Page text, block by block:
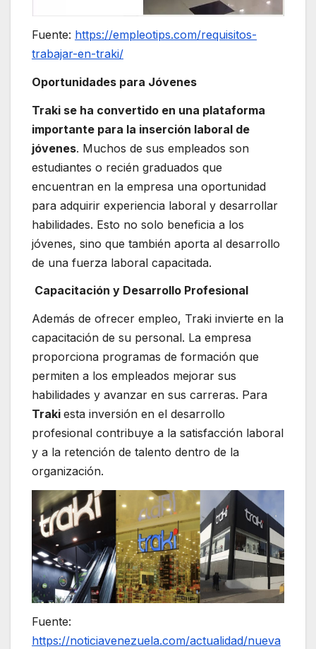
Fuente: https://empleotips.com/requisitos-
trabajar-en-traki/
Oportunidades para Jóvenes
Traki se ha convertido en una plataforma
importante para la inserción laboral de
jóvenes. Muchos de sus empleados son
estudiantes o recién graduados que
encuentran en la empresa una oportunidad
para adquirir experiencia laboral y desarrollar
habilidades. Esto no solo beneficia a los
jóvenes, sino que también aporta al desarrollo
de una fuerza laboral capacitada.
Capacitación y Desarrollo Profesional
Además de ofrecer empleo, Traki invierte en la
capacitación de su personal. La empresa
proporciona programas de formación que
permiten a los empleados mejorar sus
habilidades y avanzar en sus carreras. Para
Traki esta inversión en el desarrollo
profesional contribuye a la satisfacción laboral
y a la retención de talento dentro de la
organización.
Fuente:
https://noticiavenezuela.com/actualidad/nueva